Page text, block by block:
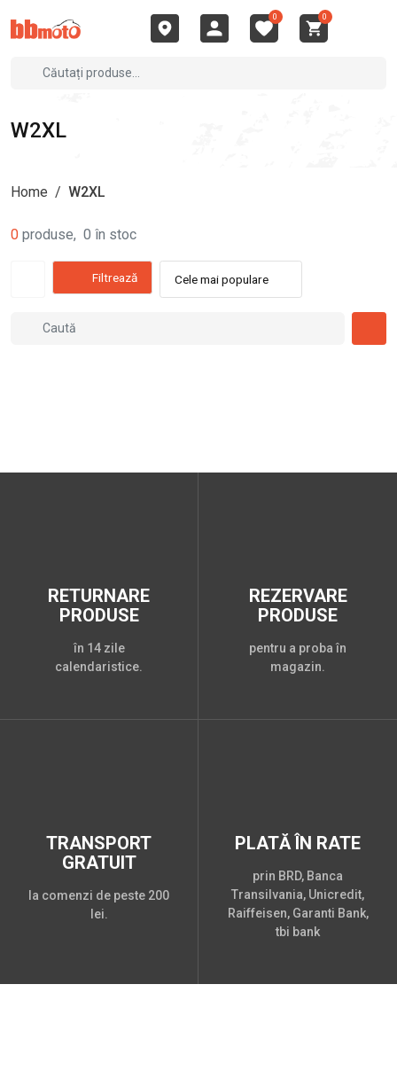
0 0
W2XL
Home / W2XL
0 produse, 0 în stoc
Filtrează Cele mai populare
RETURNARE
PRODUSE
în 14 zile
calendaristice.
REZERVARE
PRODUSE
pentru a proba în
magazin.
TRANSPORT
GRATUIT
la comenzi de peste 200
lei.
PLATĂ ÎN RATE
prin BRD, Banca
Transilvania, Unicredit,
Raiffeisen, Garanti Bank,
tbi bank